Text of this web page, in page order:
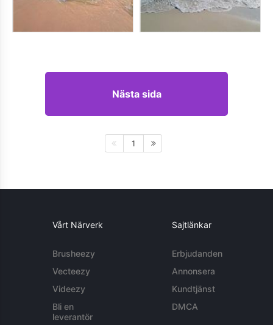
Nästa sida
1
Vårt Närverk
Brusheezy
Vecteezy
Videezy
Bli en
leverantör
Sajtlänkar
Erbjudanden
Annonsera
Kundtjänst
DMCA